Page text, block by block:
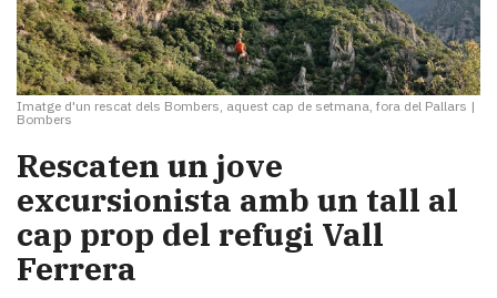
Imatge d'un rescat dels Bombers, aquest cap de setmana, fora del Pallars |
Bombers
Rescaten un jove
excursionista amb un tall al
cap prop del refugi Vall
Ferrera